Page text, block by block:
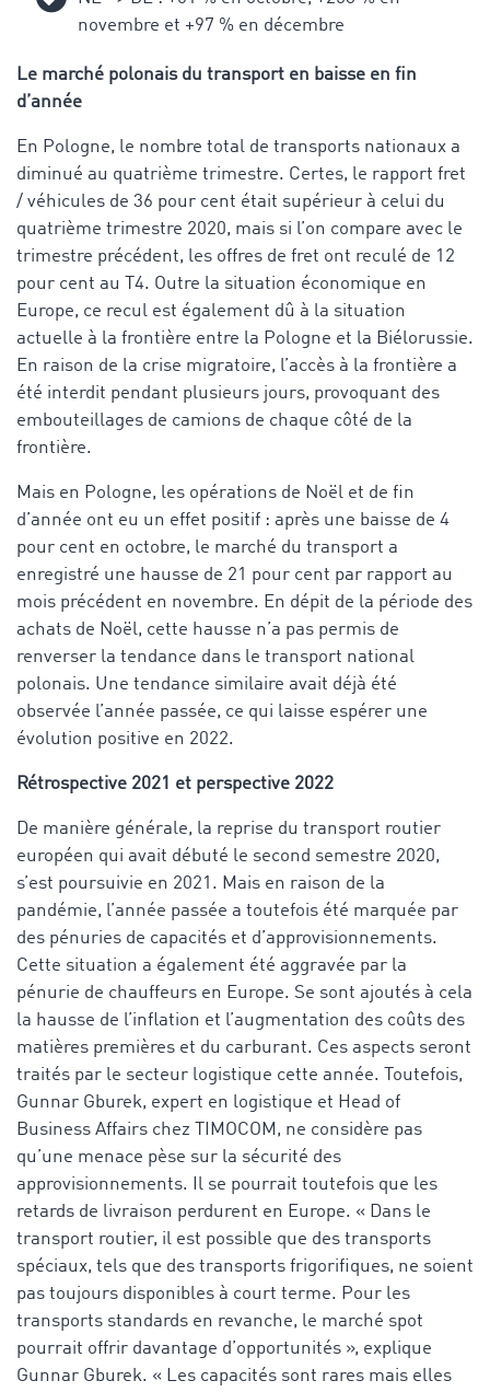
novembre et +97 % en décembre
Le marché polonais du transport en baisse en fin
d’année
En Pologne, le nombre total de transports nationaux a
diminué au quatrième trimestre. Certes, le rapport fret
/ véhicules de 36 pour cent était supérieur à celui du
quatrième trimestre 2020, mais si l’on compare avec le
trimestre précédent, les offres de fret ont reculé de 12
pour cent au T4. Outre la situation économique en
Europe, ce recul est également dû à la situation
actuelle à la frontière entre la Pologne et la Biélorussie.
En raison de la crise migratoire, l’accès à la frontière a
été interdit pendant plusieurs jours, provoquant des
embouteillages de camions de chaque côté de la
frontière.
Mais en Pologne, les opérations de Noël et de fin
d’année ont eu un effet positif : après une baisse de 4
pour cent en octobre, le marché du transport a
enregistré une hausse de 21 pour cent par rapport au
mois précédent en novembre. En dépit de la période des
achats de Noël, cette hausse n’a pas permis de
renverser la tendance dans le transport national
polonais. Une tendance similaire avait déjà été
observée l’année passée, ce qui laisse espérer une
évolution positive en 2022.
Rétrospective 2021 et perspective 2022
De manière générale, la reprise du transport routier
européen qui avait débuté le second semestre 2020,
s’est poursuivie en 2021. Mais en raison de la
pandémie, l’année passée a toutefois été marquée par
des pénuries de capacités et d’approvisionnements.
Cette situation a également été aggravée par la
pénurie de chauffeurs en Europe. Se sont ajoutés à cela
la hausse de l’inflation et l’augmentation des coûts des
matières premières et du carburant. Ces aspects seront
traités par le secteur logistique cette année. Toutefois,
Gunnar Gburek, expert en logistique et Head of
Business Affairs chez TIMOCOM, ne considère pas
qu’une menace pèse sur la sécurité des
approvisionnements. Il se pourrait toutefois que les
retards de livraison perdurent en Europe. « Dans le
transport routier, il est possible que des transports
spéciaux, tels que des transports frigorifiques, ne soient
pas toujours disponibles à court terme. Pour les
transports standards en revanche, le marché spot
pourrait offrir davantage d’opportunités », explique
Gunnar Gburek. « Les capacités sont rares mais elles